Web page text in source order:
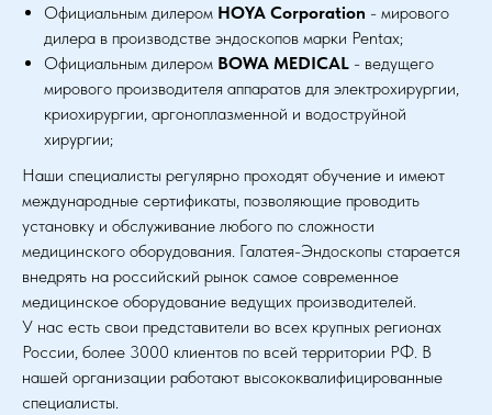
Официальным дилером HOYA Corporation - мирового
дилера в производстве эндоскопов марки Pentax;
Официальным дилером BOWA MEDICAL - ведущего
мирового производителя аппаратов для электрохирургии,
криохирургии, аргоноплазменной и водоструйной
хирургии;
Наши специалисты регулярно проходят обучение и имеют
международные сертификаты, позволяющие проводить
установку и обслуживание любого по сложности
медицинского оборудования. Галатея-Эндоскопы старается
внедрять на российский рынок самое современное
медицинское оборудование ведущих производителей.
У нас есть свои представители во всех крупных регионах
России, более 3000 клиентов по всей территории РФ. В
нашей организации работают высококвалифицированные
специалисты.